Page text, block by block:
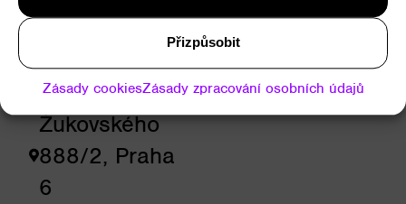
Přizpůsobit
Zásady cookiesZásady zpracování osobních údajů
+420 775
697 538
info@snaggi.com
Žukovského
888/2, Praha
6